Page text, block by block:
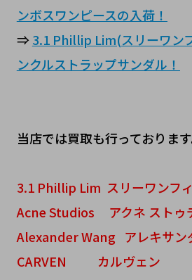
ンボスワンピースの入荷！
⇒3.1 Phillip Lim(スリーワン
ンクルストラップサンダル！
当店では買取も行っております
3.1 Phillip Lim スリーワンフ
Acne Studios アクネ ストゥ
Alexander Wang アレキサン
CARVEN カルヴェン